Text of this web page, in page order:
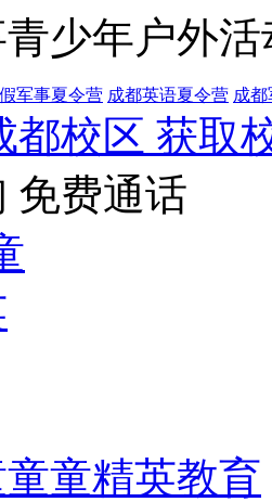
少年户外
军事夏令营 成都英语夏令营 成
都校区 获取
免费通话
童精英教育